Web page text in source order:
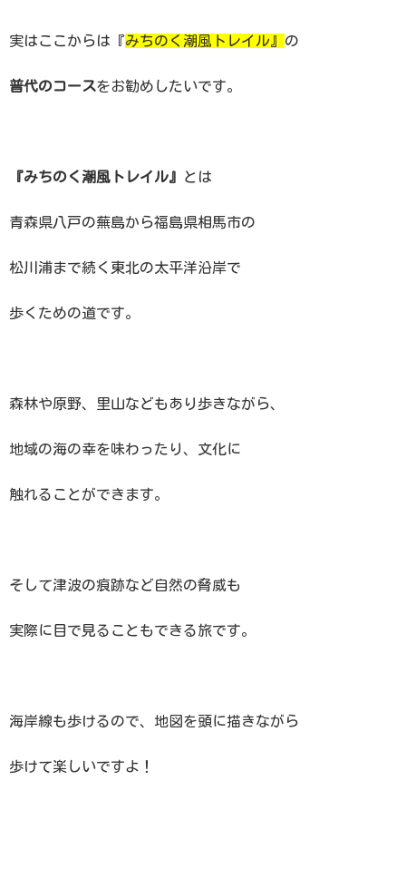
実はここからは『みちのく潮風トレイル』 の
普代のコースをお勧めしたいです。
『みちのく潮風トレイル』 とは
青森県八戸の蕪島から福島県相馬市の
松川浦まで続く東北の太平洋沿岸で
歩くための道です。
森林や原野、里山などもあり歩きながら、
地域の海の幸を味わったり、文化に
触れることができます。
そして津波の痕跡など自然の脅威も
実際に目で見ることもできる旅です。
海岸線も歩けるので、地図を頭に描きながら
歩けて楽しいですよ！